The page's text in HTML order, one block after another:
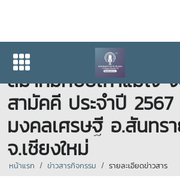
มหาวิทยาลัยแม่โจ้ ร่ว
สมาคมศิษย์เก่าแม่โจ้
สามัคคี ประจำปี
มงคลเศรษฐี อ.สันทร
จ.เชียงใหม่
หน้าแรก ข่าวสารกิจกรรม รายละเอียดข่าวสาร